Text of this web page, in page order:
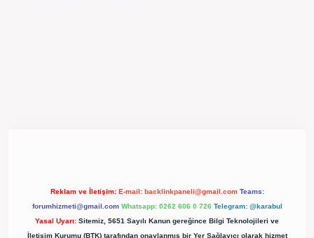
Reklam ve İletişim: E-mail: backlinkpaneli@gmail.com Teams:
forumhizmeti@gmail.com Whatsapp: 0262 606 0 726 Telegram: @karabul
Yasal Uyarı: Sitemiz, 5651 Sayılı Kanun gereğince Bilgi Teknolojileri ve
İletişim Kurumu (BTK) tarafından onaylanmış bir Yer Sağlayıcı olarak hizmet